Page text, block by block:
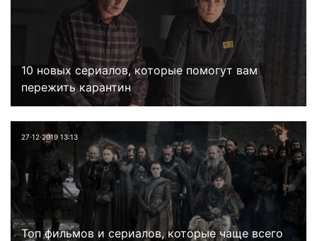
10 новых сериалов, которые помогут вам
пережить карантин
27⋅12⋅2019 13:13
Топ фильмов и сериалов, которые чаще всего